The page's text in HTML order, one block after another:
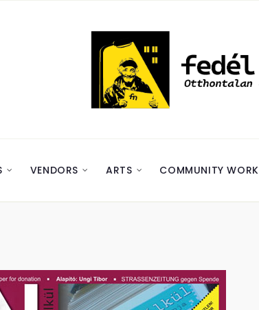
VENDORS ARTS COMMUNITY WORK